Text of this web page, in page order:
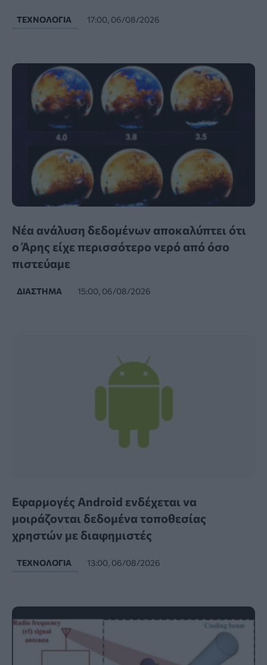
ΤΕΧΝΟΛΟΓΊΑ 17:00, 06/08/2026
Νέα ανάλυση δεδομένων αποκαλύπτει ότι
ο Άρης είχε περισσότερο νερό από όσο
πιστεύαμε
ΔΙΆΣΤΗΜΑ 15:00, 06/08/2026
Εφαρμογές Android ενδέχεται να
μοιράζονται δεδομένα τοποθεσίας
χρηστών με διαφημιστές
ΤΕΧΝΟΛΟΓΊΑ 13:00, 06/08/2026